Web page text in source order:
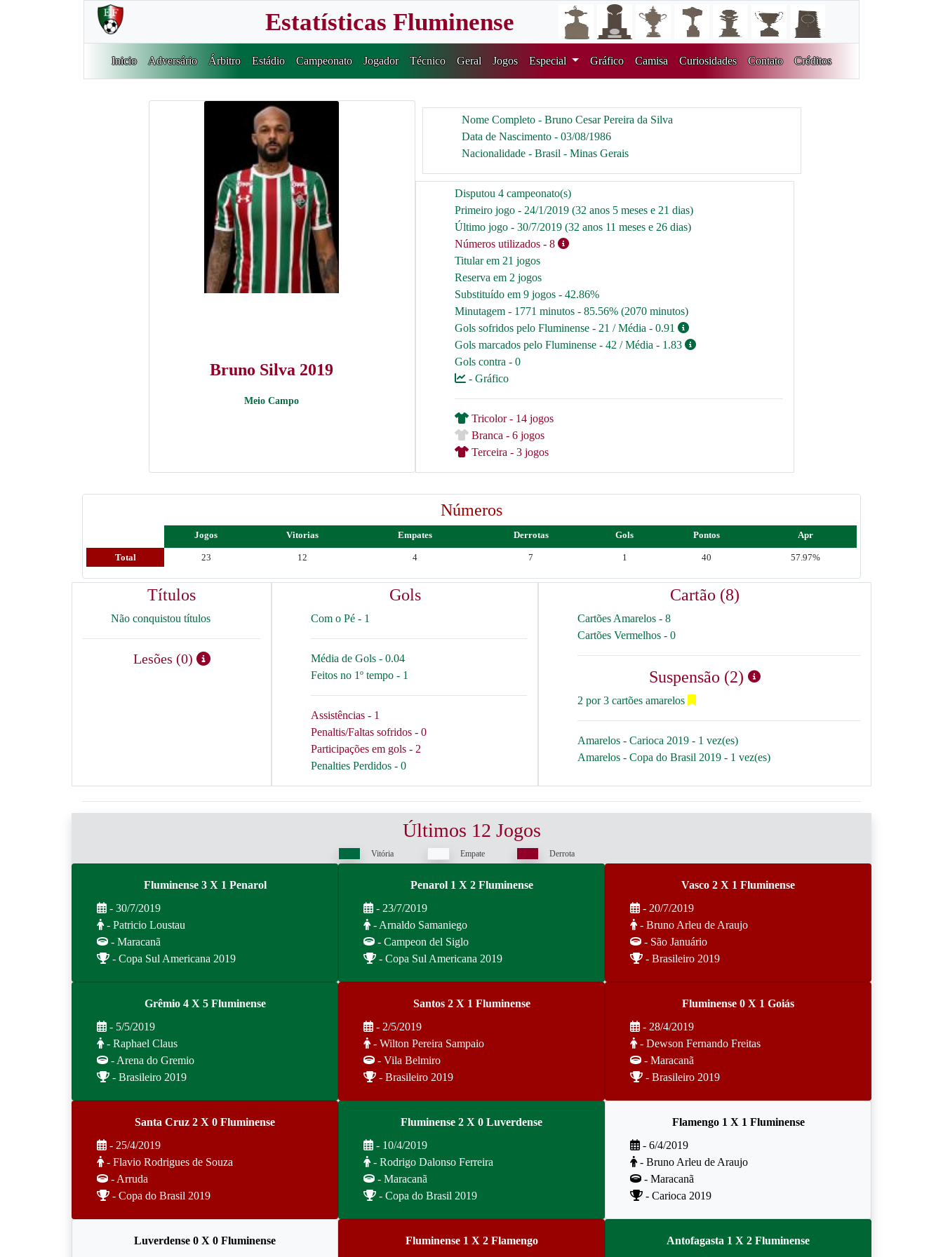
Estatísticas Fluminense
Inicio Adversário Árbitro Estádio Campeonato Jogador Técnico Geral Jogos Especial Gráfico Camisa Curiosidades Contato Créditos
Bruno Silva 2019
Meio Campo
Nome Completo - Bruno Cesar Pereira da Silva
Data de Nascimento - 03/08/1986
Nacionalidade - Brasil - Minas Gerais
Disputou 4 campeonato(s)
Primeiro jogo - 24/1/2019 (32 anos 5 meses e 21 dias)
Último jogo - 30/7/2019 (32 anos 11 meses e 26 dias)
Números utilizados - 8
Titular em 21 jogos
Reserva em 2 jogos
Substituído em 9 jogos - 42.86%
Minutagem - 1771 minutos - 85.56% (2070 minutos)
Gols sofridos pelo Fluminense - 21 / Média - 0.91
Gols marcados pelo Fluminense - 42 / Média - 1.83
Gols contra - 0
- Gráfico
Tricolor - 14 jogos
Branca - 6 jogos
Terceira - 3 jogos
Números
Jogos Vitorias Empates Derrotas Gols Pontos Apr
Total 23 12 4 7 1 40 57.97%
Títulos
Não conquistou títulos
Lesões (0)
Gols
Com o Pé - 1
Média de Gols - 0.04
Feitos no 1º tempo - 1
Assistências - 1
Penaltis/Faltas sofridos - 0
Participações em gols - 2
Penalties Perdidos - 0
Cartão (8)
Cartões Amarelos - 8
Cartões Vermelhos - 0
Suspensão (2)
2 por 3 cartões amarelos
Amarelos - Carioca 2019 - 1 vez(es)
Amarelos - Copa do Brasil 2019 - 1 vez(es)
Últimos 12 Jogos
Vitória Empate Derrota
Fluminense 3 X 1 Penarol
- 30/7/2019
- Patricio Loustau
- Maracanã
- Copa Sul Americana 2019
Penarol 1 X 2 Fluminense
- 23/7/2019
- Arnaldo Samaniego
- Campeon del Siglo
- Copa Sul Americana 2019
Vasco 2 X 1 Fluminense
- 20/7/2019
- Bruno Arleu de Araujo
- São Januário
- Brasileiro 2019
Grêmio 4 X 5 Fluminense
- 5/5/2019
- Raphael Claus
- Arena do Gremio
- Brasileiro 2019
Santos 2 X 1 Fluminense
- 2/5/2019
- Wilton Pereira Sampaio
- Vila Belmiro
- Brasileiro 2019
Fluminense 0 X 1 Goiás
- 28/4/2019
- Dewson Fernando Freitas
- Maracanã
- Brasileiro 2019
Santa Cruz 2 X 0 Fluminense
- 25/4/2019
- Flavio Rodrigues de Souza
- Arruda
- Copa do Brasil 2019
Fluminense 2 X 0 Luverdense
- 10/4/2019
- Rodrigo Dalonso Ferreira
- Maracanã
- Copa do Brasil 2019
Flamengo 1 X 1 Fluminense
- 6/4/2019
- Bruno Arleu de Araujo
- Maracanã
- Carioca 2019
Luverdense 0 X 0 Fluminense Fluminense 1 X 2 Flamengo Antofagasta 1 X 2 Fluminense